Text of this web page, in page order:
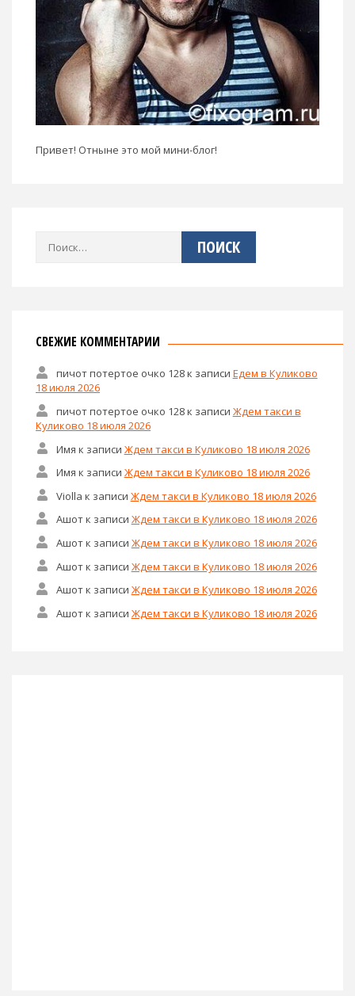
Привет! Отныне это мой мини-блог!
Найти:
СВЕЖИЕ КОММЕНТАРИИ
пичот потертое очко 128к записи Едем в Куликово
18 июля 2026
пичот потертое очко 128к записи Ждем такси в
Куликово 18 июля 2026
Имя к записи Ждем такси в Куликово 18 июля 2026
Имя к записи Ждем такси в Куликово 18 июля 2026
Violla к записи Ждем такси в Куликово 18 июля 2026
Ашотк записи Ждем такси в Куликово 18 июля 2026
Ашотк записи Ждем такси в Куликово 18 июля 2026
Ашотк записи Ждем такси в Куликово 18 июля 2026
Ашотк записи Ждем такси в Куликово 18 июля 2026
Ашотк записи Ждем такси в Куликово 18 июля 2026